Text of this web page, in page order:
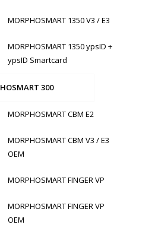
MORPHOSMART 1350 V3 / E3
MORPHOSMART 1350 ypsID +
ypsID Smartcard
300
MORPHOSMART CBM E2
MORPHOSMART CBM V3 / E3
OEM
MORPHOSMART FINGER VP
MORPHOSMART FINGER VP
OEM